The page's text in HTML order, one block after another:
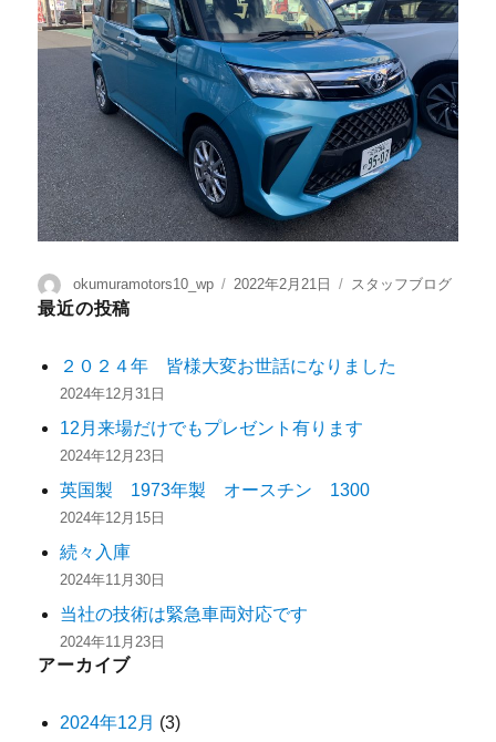
okumuramotors10_wp 2022年2月21日 スタッフブログ
最近の投稿
２０２４年 皆様大変お世話になりました
2024年12月31日
12月来場だけでもプレゼント有ります
2024年12月23日
英国製 1973年製 オースチン 1300
2024年12月15日
続々入庫
2024年11月30日
当社の技術は緊急車両対応です
2024年11月23日
アーカイブ
2024年12月 (3)